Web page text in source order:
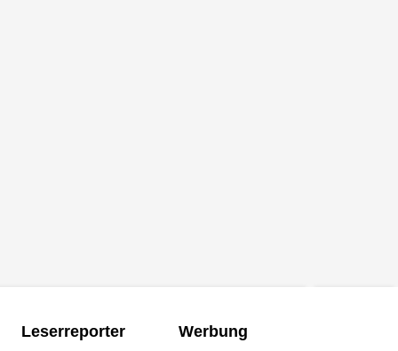
Leserreporter Werbung